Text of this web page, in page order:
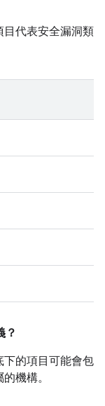
目代表安全漏洞類
？
下的項目可能會包
機構。